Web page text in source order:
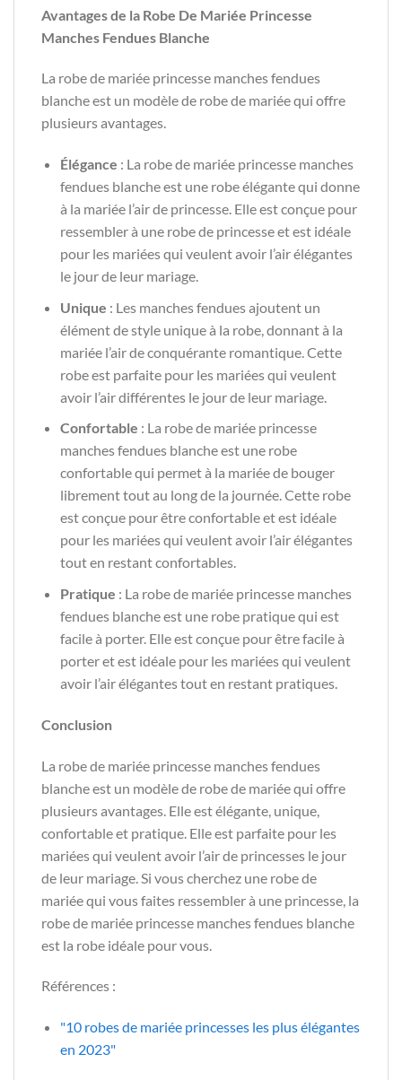
Avantages de la Robe De Mariée Princesse
Manches Fendues Blanche
La robe de mariée princesse manches fendues
blanche est un modèle de robe de mariée qui offre
plusieurs avantages.
Élégance : La robe de mariée princesse manches
fendues blanche est une robe élégante qui donne
à la mariée l’air de princesse. Elle est conçue pour
ressembler à une robe de princesse et est idéale
pour les mariées qui veulent avoir l’air élégantes
le jour de leur mariage.
Unique : Les manches fendues ajoutent un
élément de style unique à la robe, donnant à la
mariée l’air de conquérante romantique. Cette
robe est parfaite pour les mariées qui veulent
avoir l’air différentes le jour de leur mariage.
Confortable : La robe de mariée princesse
manches fendues blanche est une robe
confortable qui permet à la mariée de bouger
librement tout au long de la journée. Cette robe
est conçue pour être confortable et est idéale
pour les mariées qui veulent avoir l’air élégantes
tout en restant confortables.
Pratique : La robe de mariée princesse manches
fendues blanche est une robe pratique qui est
facile à porter. Elle est conçue pour être facile à
porter et est idéale pour les mariées qui veulent
avoir l’air élégantes tout en restant pratiques.
Conclusion
La robe de mariée princesse manches fendues
blanche est un modèle de robe de mariée qui offre
plusieurs avantages. Elle est élégante, unique,
confortable et pratique. Elle est parfaite pour les
mariées qui veulent avoir l’air de princesses le jour
de leur mariage. Si vous cherchez une robe de
mariée qui vous faites ressembler à une princesse, la
robe de mariée princesse manches fendues blanche
est la robe idéale pour vous.
Références :
"10 robes de mariée princesses les plus élégantes
en 2023"